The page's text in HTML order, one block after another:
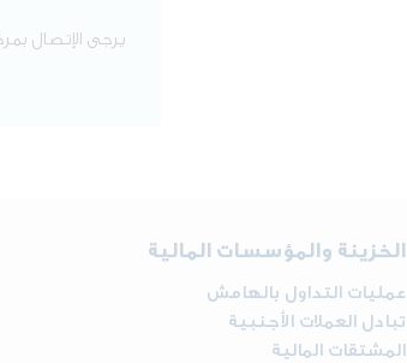
يرجى الإتصال
الخزينة والمؤسسات المالية
عمليات التداول بالهامش
تبادل العملات الأجنبية
المشتقات المالية